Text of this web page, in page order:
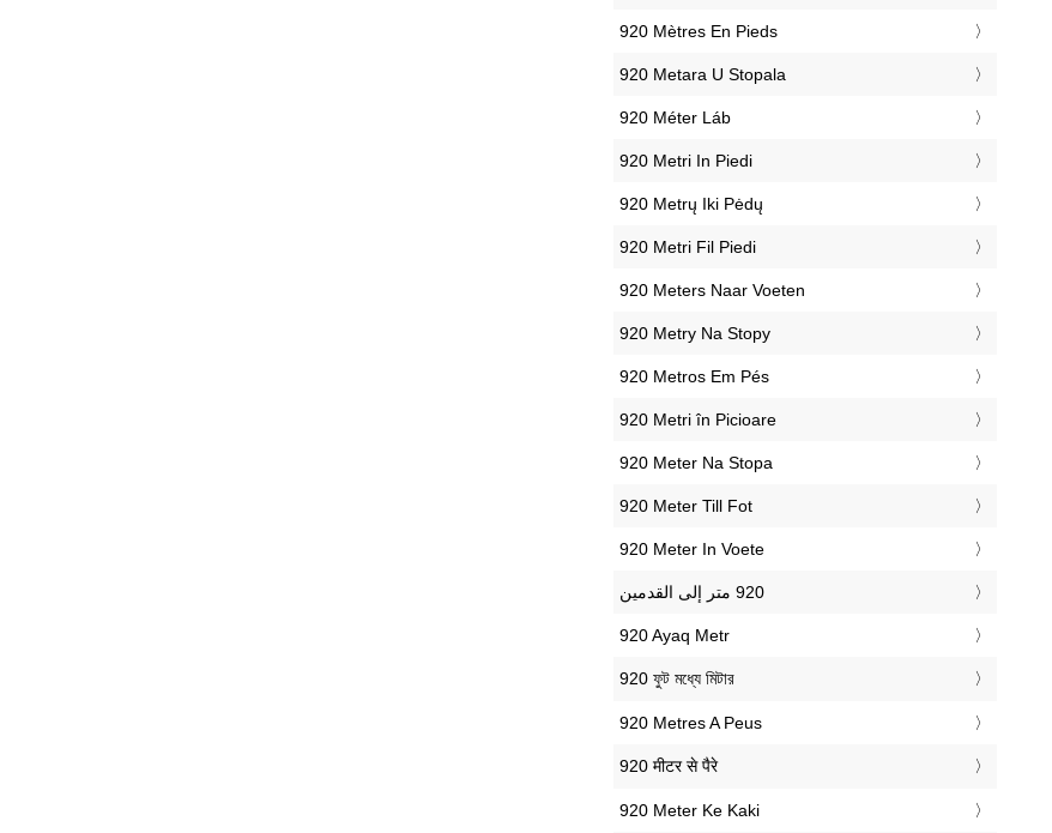
‎920 Mètres En Pieds
‎920 Metara U Stopala
‎920 Méter Láb
‎920 Metri In Piedi
‎920 Metrų Iki Pėdų
‎920 Metri Fil Piedi
‎920 Meters Naar Voeten
‎920 Metry Na Stopy
‎920 Metros Em Pés
‎920 Metri în Picioare
‎920 Meter Na Stopa
‎920 Meter Till Fot
‎920 Meter In Voete
‎920 Ayaq Metr
‎920 ফুট মধ্যে মিটার
‎920 Metres A Peus
‎920 मीटर से पैरे
‎920 Meter Ke Kaki